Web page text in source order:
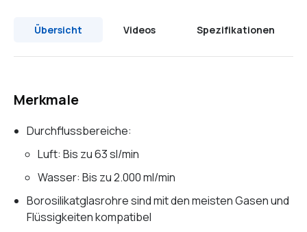
Übersicht Videos Spezifikationen
Merkmale
Durchflussbereiche:
Luft: Bis zu 63 sl/min
Wasser: Bis zu 2.000 ml/min
Borosilikatglasrohre sind mit den meisten Gasen und
Flüssigkeiten kompatibel